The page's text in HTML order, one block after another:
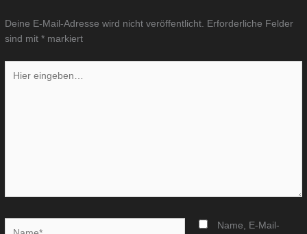
Deine E-Mail-Adresse wird nicht veröffentlicht. Erforderliche Felder
sind mit* markiert
eingeben…
Name, E-Mail-